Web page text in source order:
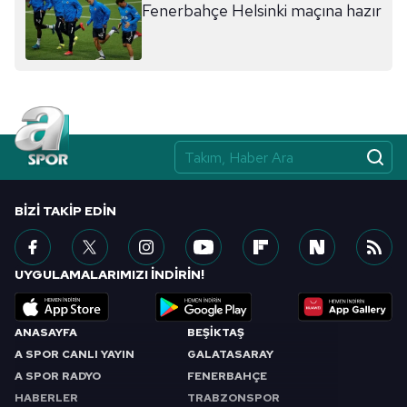
ilgili mevzuata uygun olarak kullanılan çerezlerle ilgili bilgi
almak için lütfentıklayınız
Fenerbahçe Helsinki maçına hazır
ANASAYFA
A SPOR CANLI YAYIN
A SPOR RADYO
HABERLER
BEŞİKTAŞ
GALATASARAY
FENERBAHÇE
TRABZONSPOR
BIZI TAKIP EDIN
UYGULAMALARIMIZI İNDİRİN!